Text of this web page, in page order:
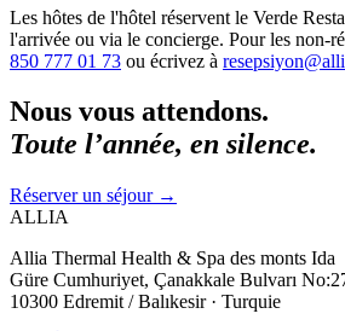
Les hôtes de l'hôtel réservent le Verde
l'arrivée ou via le concierge. Pour les non-
850 777 01 73 ou écrivez à
Nous vous attendons.
Toute l’année, en silence.
Réserver un séjour →
ALLIA
Allia Thermal Health & Spa des monts Ida
Güre Cumhuriyet, Çanakkale Bulvarı
10300 Edremit / Balıkesir · Turquie